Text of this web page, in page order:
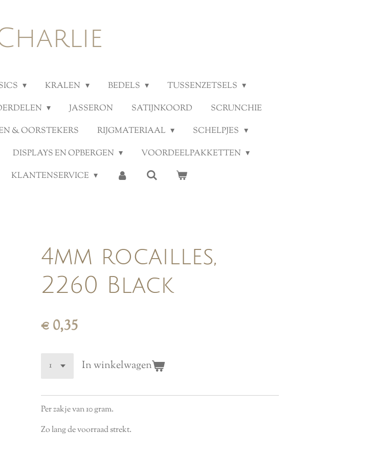
KRALEN BEDELS
TUSSENZETSELS
JASSERON SATIJNKOORD
SCRUNCHIE
& OORSTEKERS RIJGMATERIAAL
SCHELPJES
DISPLAYS EN OPBERGEN
VOORDEELPAKKETTEN
KLANTENSERVICE
4mm rocailles,
2260 Black
€ 0,35
In winkelwagen
Per zakje van 10 gram.
Zo lang de voorraad strekt.